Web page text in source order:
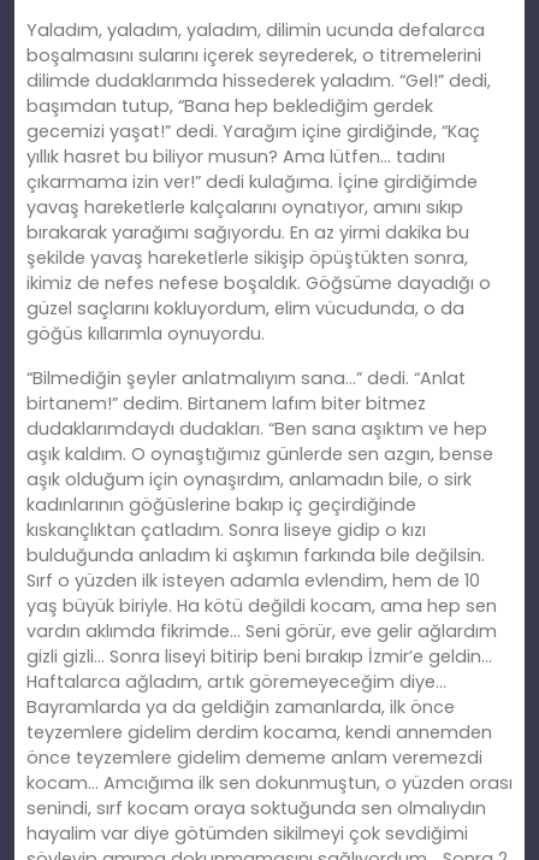
Yaladım, yaladım, yaladım, dilimin ucunda defalarca
boşalmasını sularını içerek seyrederek, o titremelerini
dilimde dudaklarımda hissederek yaladım. “Gel!” dedi,
başımdan tutup, “Bana hep beklediğim gerdek
gecemizi yaşat!” dedi. Yarağım içine girdiğinde, “Kaç
yıllık hasret bu biliyor musun? Ama lütfen… tadını
çıkarmama izin ver!” dedi kulağıma. İçine girdiğimde
yavaş hareketlerle kalçalarını oynatıyor, amını sıkıp
bırakarak yarağımı sağıyordu. En az yirmi dakika bu
şekilde yavaş hareketlerle sikişip öpüştükten sonra,
ikimiz de nefes nefese boşaldık. Göğsüme dayadığı o
güzel saçlarını kokluyordum, elim vücudunda, o da
göğüs kıllarımla oynuyordu.
“Bilmediğin şeyler anlatmalıyım sana…” dedi. “Anlat
birtanem!” dedim. Birtanem lafım biter bitmez
dudaklarımdaydı dudakları. “Ben sana aşıktım ve hep
aşık kaldım. O oynaştığımız günlerde sen azgın, bense
aşık olduğum için oynaşırdım, anlamadın bile, o sirk
kadınlarının göğüslerine bakıp iç geçirdiğinde
kıskançlıktan çatladım. Sonra liseye gidip o kızı
bulduğunda anladım ki aşkımın farkında bile değilsin.
Sırf o yüzden ilk isteyen adamla evlendim, hem de 10
yaş büyük biriyle. Ha kötü değildi kocam, ama hep sen
vardın aklımda fikrimde… Seni görür, eve gelir ağlardım
gizli gizli… Sonra liseyi bitirip beni bırakıp İzmir’e geldin…
Haftalarca ağladım, artık göremeyeceğim diye…
Bayramlarda ya da geldiğin zamanlarda, ilk önce
teyzemlere gidelim derdim kocama, kendi annemden
önce teyzemlere gidelim dememe anlam veremezdi
kocam… Amcığıma ilk sen dokunmuştun, o yüzden orası
senindi, sırf kocam oraya soktuğunda sen olmalıydın
hayalim var diye götümden sikilmeyi çok sevdiğimi